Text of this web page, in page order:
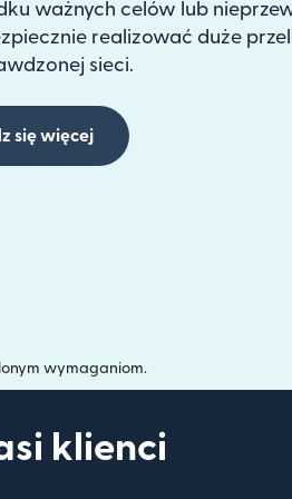
ważnych celów lub
realizować duże
sieci.
się więcej
wymaganiom.
klienci